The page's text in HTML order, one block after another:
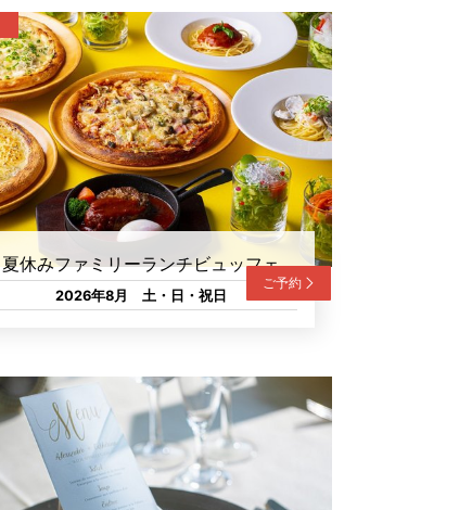
夏休みファミリーランチビュッフェ
2026年8月 土・日・祝日
ご予約